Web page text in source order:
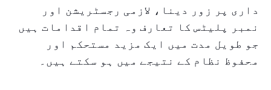
داری پر زور دینا، لازمی رجسٹریشن اور
نمبر پلیٹس کا تعارف وہ تمام اقدامات ہیں
جو طویل مدت میں ایک مزید مستحکم اور
محفوظ نظام کے نتیجے میں ہو سکتے ہیں۔